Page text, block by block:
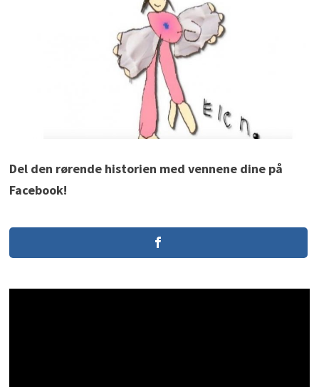
Del den rørende historien med vennene dine på
Facebook!